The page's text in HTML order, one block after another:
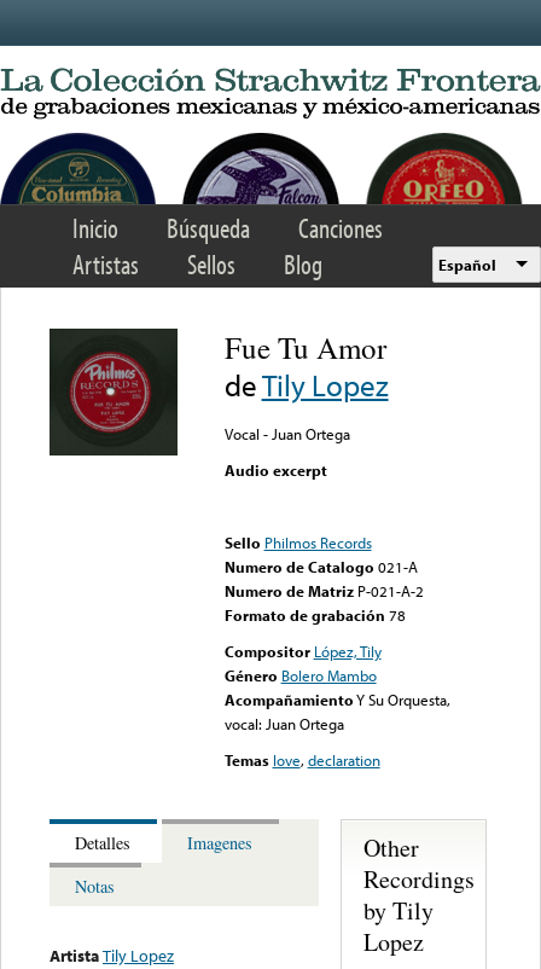
Inicio Búsqueda
Canciones
Artistas
Sellos Blog Español
Fue Tu Amor
deTily Lopez
Vocal - Juan Ortega
Audio excerpt
Sello Philmos Records
Numero de Catalogo 021-A
Numero de Matriz P-021-A-2
Formato de grabación 78
Compositor López, Tily
Género Bolero Mambo
AcompañamientoY Su Orquesta,
vocal: Juan Ortega
Temas love,declaration
Detalles
Imagenes
Notas
ArtistaTily Lopez
Other
Recordings
by Tily
Lopez